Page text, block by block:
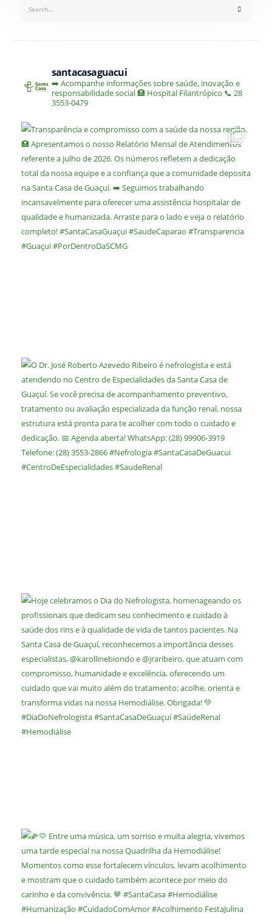
santacasaguacui
➡️ Acompanhe informações sobre saúde, inovação e
responsabilidade social🏥 Hospital Filantrópico 📞 28
3553-0479